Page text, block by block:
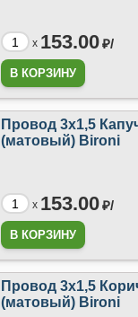
x 153.00₽/
Провод 3х1,5
(матовый) Bironi
x 153.00₽/
Провод 3х1,5
(матовый) Bironi